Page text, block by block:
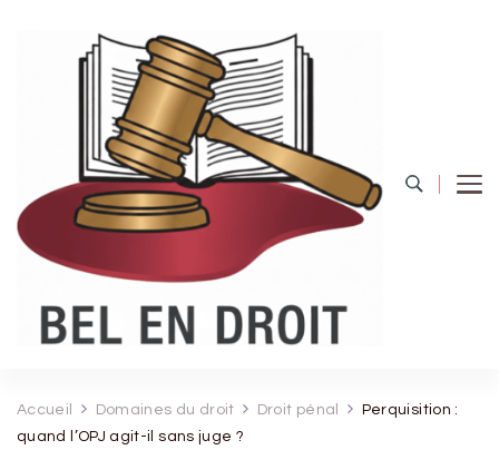
Accueil Domaines du droit Droit pénal
Perquisition :
quand l’OPJ agit-il sans juge ?